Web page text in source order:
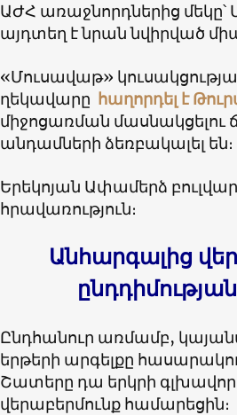
ԱԺՀ առաջնորդներից
այդտեղ է նրան նվիրված
«Մուսավաթ»
ղեկավարը հաղորդել է
միջոցառման մասնակցելու
անդամների ձեռբակալել են։
Երեկոյան Ափամերձ
հրավառություն։
Անհարգալից
Ընդհանուր առմամբ,
երթերի արգելքը
Շատերը դա երկրի
վերաբերմունք համարեցին։